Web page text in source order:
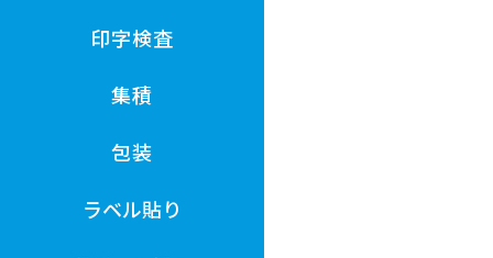
印字検査
集積
包装
ラベル貼り